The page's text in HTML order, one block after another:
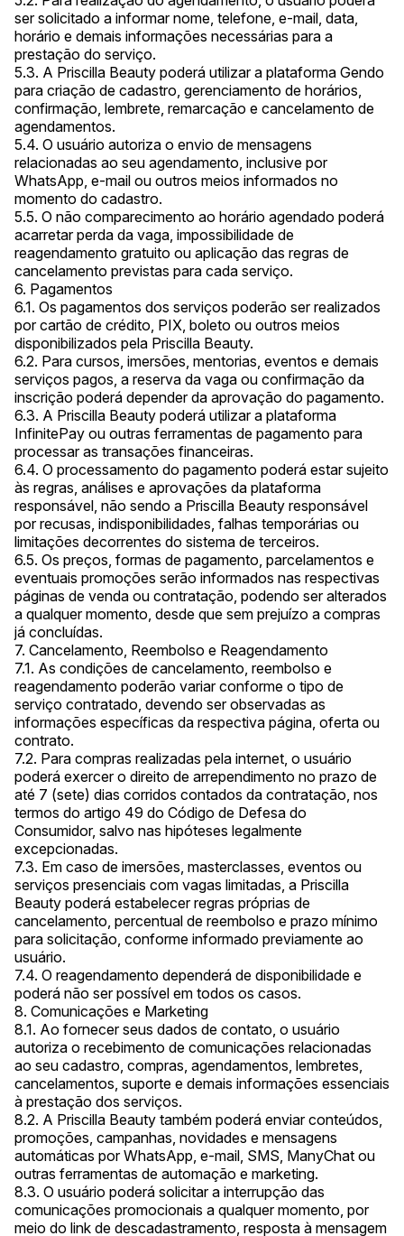
ser solicitado a informar nome, telefone, e-mail, data,
horário e demais informações necessárias para a
prestação do serviço.
5.3. A Priscilla Beauty poderá utilizar a plataforma Gendo
para criação de cadastro, gerenciamento de horários,
confirmação, lembrete, remarcação e cancelamento de
agendamentos.
5.4. O usuário autoriza o envio de mensagens
relacionadas ao seu agendamento, inclusive por
WhatsApp, e-mail ou outros meios informados no
momento do cadastro.
5.5. O não comparecimento ao horário agendado poderá
acarretar perda da vaga, impossibilidade de
reagendamento gratuito ou aplicação das regras de
cancelamento previstas para cada serviço.
6. Pagamentos
6.1. Os pagamentos dos serviços poderão ser realizados
por cartão de crédito, PIX, boleto ou outros meios
disponibilizados pela Priscilla Beauty.
6.2. Para cursos, imersões, mentorias, eventos e demais
serviços pagos, a reserva da vaga ou confirmação da
inscrição poderá depender da aprovação do pagamento.
6.3. A Priscilla Beauty poderá utilizar a plataforma
InfinitePay ou outras ferramentas de pagamento para
processar as transações financeiras.
6.4. O processamento do pagamento poderá estar sujeito
às regras, análises e aprovações da plataforma
responsável, não sendo a Priscilla Beauty responsável
por recusas, indisponibilidades, falhas temporárias ou
limitações decorrentes do sistema de terceiros.
6.5. Os preços, formas de pagamento, parcelamentos e
eventuais promoções serão informados nas respectivas
páginas de venda ou contratação, podendo ser alterados
a qualquer momento, desde que sem prejuízo a compras
já concluídas.
7. Cancelamento, Reembolso e Reagendamento
7.1. As condições de cancelamento, reembolso e
reagendamento poderão variar conforme o tipo de
serviço contratado, devendo ser observadas as
informações específicas da respectiva página, oferta ou
contrato.
7.2. Para compras realizadas pela internet, o usuário
poderá exercer o direito de arrependimento no prazo de
até 7 (sete) dias corridos contados da contratação, nos
termos do artigo 49 do Código de Defesa do
Consumidor, salvo nas hipóteses legalmente
excepcionadas.
7.3. Em caso de imersões, masterclasses, eventos ou
serviços presenciais com vagas limitadas, a Priscilla
Beauty poderá estabelecer regras próprias de
cancelamento, percentual de reembolso e prazo mínimo
para solicitação, conforme informado previamente ao
usuário.
7.4. O reagendamento dependerá de disponibilidade e
poderá não ser possível em todos os casos.
8. Comunicações e Marketing
8.1. Ao fornecer seus dados de contato, o usuário
autoriza o recebimento de comunicações relacionadas
ao seu cadastro, compras, agendamentos, lembretes,
cancelamentos, suporte e demais informações essenciais
à prestação dos serviços.
8.2. A Priscilla Beauty também poderá enviar conteúdos,
promoções, campanhas, novidades e mensagens
automáticas por WhatsApp, e-mail, SMS, ManyChat ou
outras ferramentas de automação e marketing.
8.3. O usuário poderá solicitar a interrupção das
comunicações promocionais a qualquer momento, por
meio do link de descadastramento, resposta à mensagem